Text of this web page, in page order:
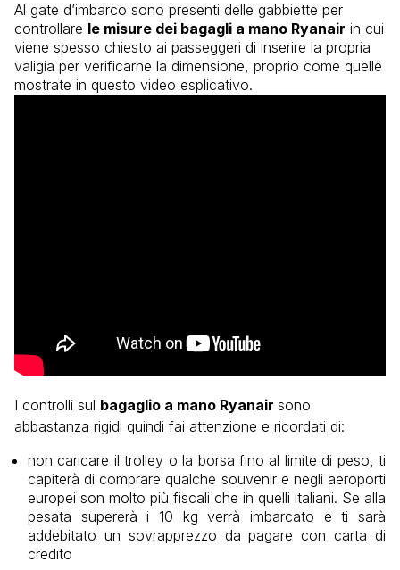
Al gate d’imbarco sono presenti delle gabbiette per
controllare le misure dei bagagli a mano Ryanair in cui
viene spesso chiesto ai passeggeri di inserire la propria
valigia per verificarne la dimensione, proprio come quelle
mostrate in questo video esplicativo.
I controlli sul bagaglio a mano Ryanair sono
abbastanza rigidi quindi fai attenzione e ricordati di:
non caricare il trolley o la borsa fino al limite di peso, ti
capiterà di comprare qualche souvenir e negli aeroporti
europei son molto più fiscali che in quelli italiani. Se alla
pesata supererà i 10 kg verrà imbarcato e ti sarà
addebitato un sovrapprezzo da pagare con carta di
credito